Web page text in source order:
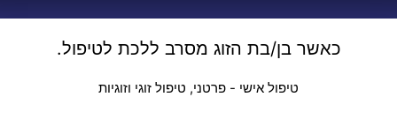
כאשר בן/בת הזוג מסרב ללכת לטיפול.
טיפול אישי - פרטני, טיפול זוגי וזוגיות